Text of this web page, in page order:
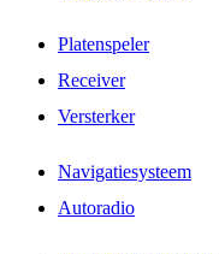
Platenspeler
Receiver
Versterker
Navigatiesysteem
Autoradio